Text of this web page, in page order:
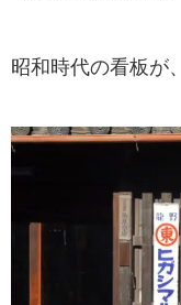
昭和時代の看板が